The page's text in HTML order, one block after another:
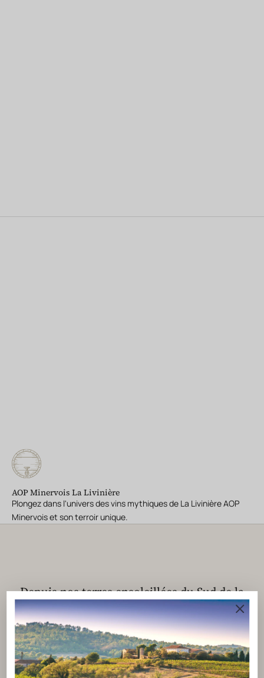
AOP Minervois La Livinière
Plongez dans l'univers des vins mythiques de La Livinière AOP
Minervois et son terroir unique.
Depuis nos terres ensoleillées du Sud de la
France, nous cultivons l'excellence,
l'engagement durable et la passion du vin,
pour transmettre l'Art de Vivre en chaque
bouteille
DÉCOUVRIR NOS VALEURS